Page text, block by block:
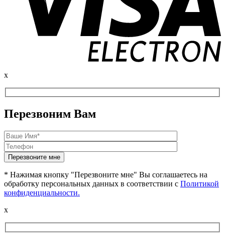
x
Перезвоним Вам
* Нажимая кнопку "Перезвоните мне" Вы соглашаетесь на
обработку персональных данных в соответствии с Политикой
конфиденциальности.
x